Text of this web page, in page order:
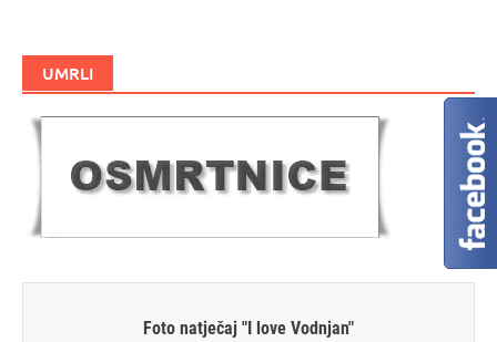
UMRLI
Foto natječaj "I love Vodnjan"